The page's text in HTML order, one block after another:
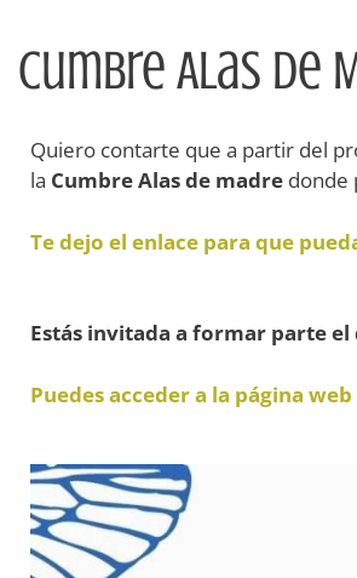
Cumbre Alas De
Quiero contarte que a partir del
la Cumbre Alas de madre donde
Te dejo el enlace para que
Estás invitada a formar parte
Puedes acceder a la página